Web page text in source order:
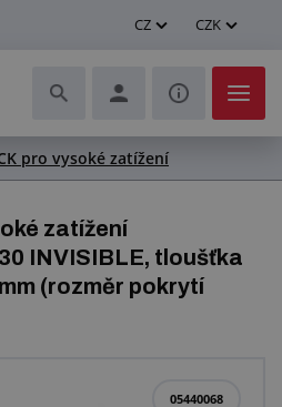
CZ CZK
pro vysoké zatížení
zatížení
INVISIBLE, tloušťka
(rozměr pokrytí
05440068